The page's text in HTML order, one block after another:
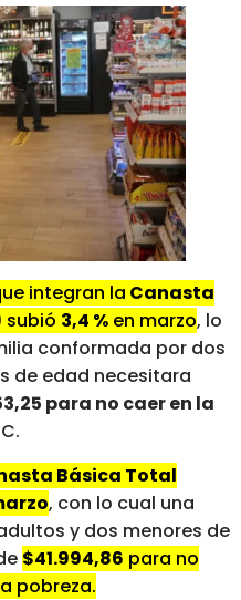
integran la Canasta
subió 3,4 % en marzo, lo
conformada por dos
de edad necesitara
para no caer en la
Básica Total
, con lo cual una
y dos menores de
$41.994,86 para no
pobreza.